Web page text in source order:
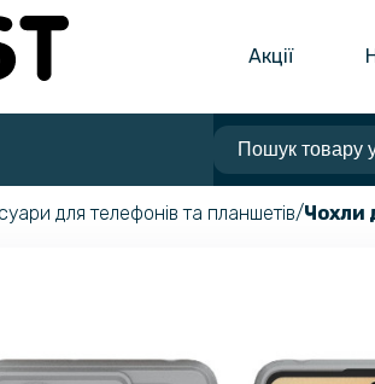
Акції
для телефонів та планшетів Чохли